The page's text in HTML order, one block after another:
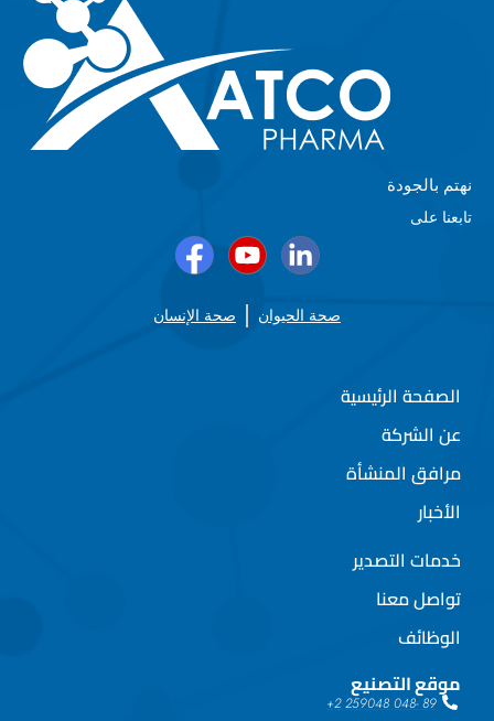
نهتم بالجودة
تابعنا على
صحة الحيوان صحة الإنسان
الصفحة الرئيسية
عن الشركة
مرافق المنشأة
الأخبار
خدمات التصدير
تواصل معنا
الوظائف
موقع التصنيع
89 -048 259048 2+